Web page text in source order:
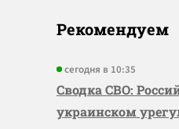
Рекомендуем
сегодня в 10:35
Сводка СВО:
украинском